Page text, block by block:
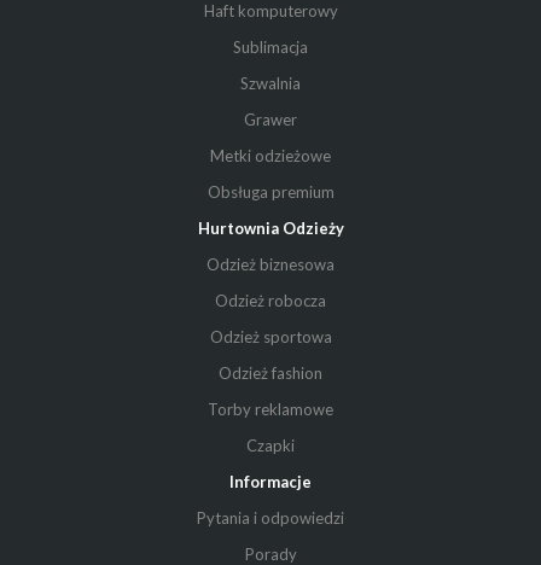
Haft komputerowy
Sublimacja
Szwalnia
Grawer
Metki odzieżowe
Obsługa premium
Hurtownia Odzieży
Odzież biznesowa
Odzież robocza
Odzież sportowa
Odzież fashion
Torby reklamowe
Czapki
Informacje
Pytania i odpowiedzi
Porady